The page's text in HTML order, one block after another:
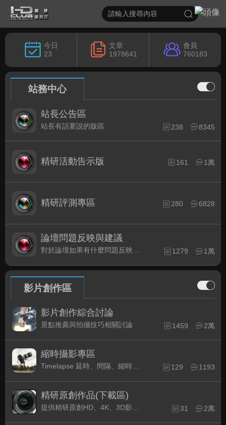
今日
23
文章
1978641
會員
760183
站務中心
站長公告區
站長有話要說的版區 238 8345
精研活動告示版 161 1萬
精研評測專區 280 6828
論壇問題反映與建議
對於論壇如果有什麼問題反映或是建議, 竭誠歡迎在這裡盡情發表 1279 1萬
影片創作區
影片創作綜合討論
景點推薦與拍攝技巧相關討論 1459 2萬
縮時攝影專區
129 1193
精研原創作品(下載區)
提供精研原創HD、4K、3D影片作品下載專區 31 2萬